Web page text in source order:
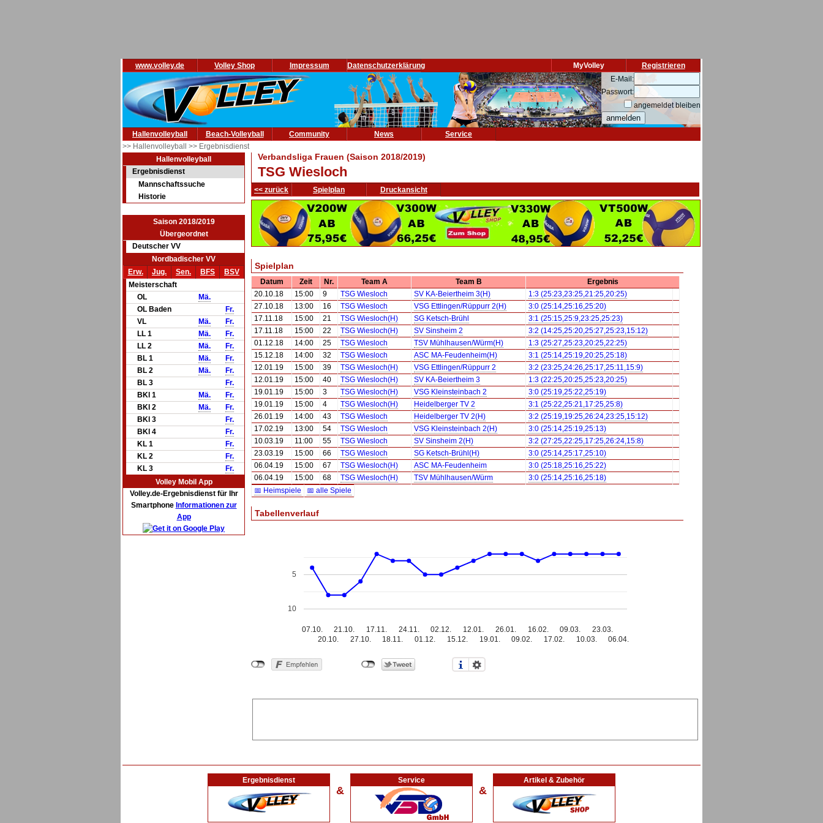
www.volley.de Volley Shop Impressum Datenschutzerklärung Registrieren
MyVolley
E-Mail:
Passwort:
angemeldet bleiben
Hallenvolleyball Beach-Volleyball Community News
Service
>> Hallenvolleyball >> Ergebnisdienst
Hallenvolleyball
Ergebnisdienst
Mannschaftssuche
Historie
Saison 2018/2019
Übergeordnet
Deutscher VV
Nordbadischer VV
Erw.
Jug. Sen. BFS
BSV
Meisterschaft
OL
Mä.
OL Baden
Fr.
VL
Mä.
Fr.
LL 1
Mä.
Fr.
LL 2
Mä.
Fr.
BL 1
Mä.
Fr.
BL 2
Mä.
Fr.
BL 3
Fr.
BKl 1
Mä.
Fr.
BKl 2
Mä.
Fr.
BKl 3
Fr.
BKl 4
Fr.
KL 1
Fr.
KL 2
Fr.
KL 3
Fr.
Volley Mobil App
Volley.de-Ergebnisdienst für Ihr
Smartphone Informationen zur
App
Verbandsliga Frauen (Saison 2018/2019)
TSG Wiesloch
<< zurück Spielplan Druckansicht
Spielplan
Datum Zeit Nr. Team A Team B
Ergebnis
20.10.18
15:00 9 TSG Wiesloch SV KA-Beiertheim 3(H)
1:3 (25:23,23:25,21:25,20:25)
27.10.18
13:00 16 TSG Wiesloch VSG Ettlingen/Rüppurr 2(H)
3:0 (25:14,25:16,25:20)
17.11.18
15:00 21 TSG Wiesloch(H) SG Ketsch-Brühl
3:1 (25:15,25:9,23:25,25:23)
17.11.18
15:00 22 TSG Wiesloch(H) SV Sinsheim 2
3:2 (14:25,25:20,25:27,25:23,15:12)
01.12.18
14:00 25 TSG Wiesloch TSV Mühlhausen/Würm(H)
1:3 (25:27,25:23,20:25,22:25)
15.12.18
14:00 32 TSG Wiesloch ASC MA-Feudenheim(H)
3:1 (25:14,25:19,20:25,25:18)
12.01.19
15:00 39 TSG Wiesloch(H) VSG Ettlingen/Rüppurr 2
3:2 (23:25,24:26,25:17,25:11,15:9)
12.01.19
15:00 40 TSG Wiesloch(H) SV KA-Beiertheim 3
1:3 (22:25,20:25,25:23,20:25)
19.01.19
15:00 3 TSG Wiesloch(H) VSG Kleinsteinbach 2
3:0 (25:19,25:22,25:19)
19.01.19
15:00 4 TSG Wiesloch(H) Heidelberger TV 2
3:1 (25:22,25:21,17:25,25:8)
26.01.19
14:00 43 TSG Wiesloch Heidelberger TV 2(H)
3:2 (25:19,19:25,26:24,23:25,15:12)
17.02.19
13:00 54 TSG Wiesloch VSG Kleinsteinbach 2(H)
3:0 (25:14,25:19,25:13)
10.03.19
11:00 55 TSG Wiesloch SV Sinsheim 2(H)
3:2 (27:25,22:25,17:25,26:24,15:8)
23.03.19
15:00 66 TSG Wiesloch SG Ketsch-Brühl(H)
3:0 (25:14,25:17,25:10)
06.04.19
15:00 67 TSG Wiesloch(H) ASC MA-Feudenheim
3:0 (25:18,25:16,25:22)
06.04.19
15:00 68 TSG Wiesloch(H) TSV Mühlhausen/Würm
3:0 (25:14,25:16,25:18)
📅 Heimspiele
📅 alle Spiele
Tabellenverlauf
07.10.
20.10.
21.10.
27.10.
17.11.
18.11.
24.11.
01.12.
02.12.
15.12.
12.01.
19.01.
26.01.
09.02.
16.02.
17.02.
09.03.
10.03.
23.03.
06.04.
5
10
Ergebnisdienst
&
Service
&
Artikel & Zubehör